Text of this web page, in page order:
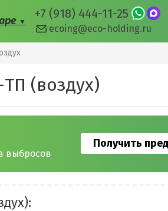
▼
+7 (918) 444-11-25
ecoing@eco-holding.ru
(воздух)
выбросов
Получить